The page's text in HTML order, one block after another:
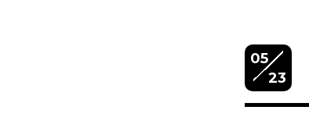
05
23